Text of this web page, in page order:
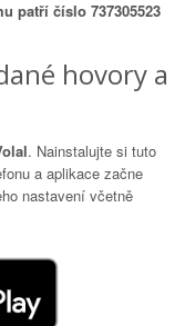
patří číslo 737305523
hovory a
. Nainstalujte si tuto
a aplikace začne
nastavení včetně